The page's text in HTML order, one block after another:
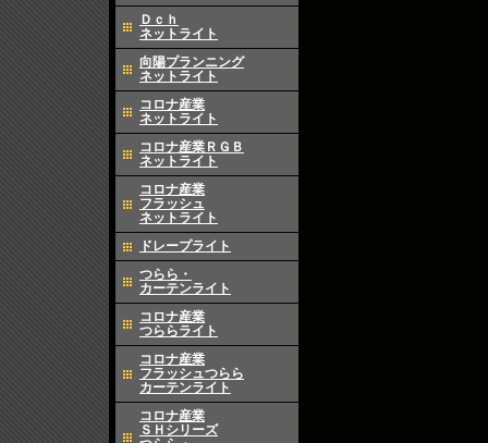
Ｄｃｈ
ネットライト
向陽プランニング
ネットライト
コロナ産業
ネットライト
コロナ産業ＲＧＢ
ネットライト
コロナ産業
フラッシュ
ネットライト
ドレープライト
つらら・
カーテンライト
コロナ産業
つららライト
コロナ産業
フラッシュつらら
カーテンライト
コロナ産業
ＳＨシリーズ